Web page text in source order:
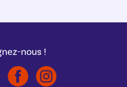
nous !